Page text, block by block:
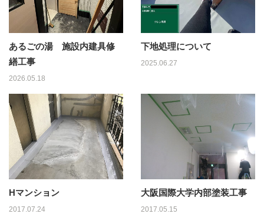
あるごの湯 施設内建具修
繕工事
2026.05.18
下地処理について
2025.06.27
Hマンション
2017.07.24
大阪国際大学内部塗装工事
2017.05.15